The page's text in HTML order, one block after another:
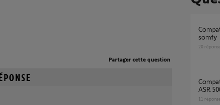
Partager cette question
compatibilité avant migration sur tahoma by
somfy
20
compatibilité des éléments alarme protexiom
ASR
11